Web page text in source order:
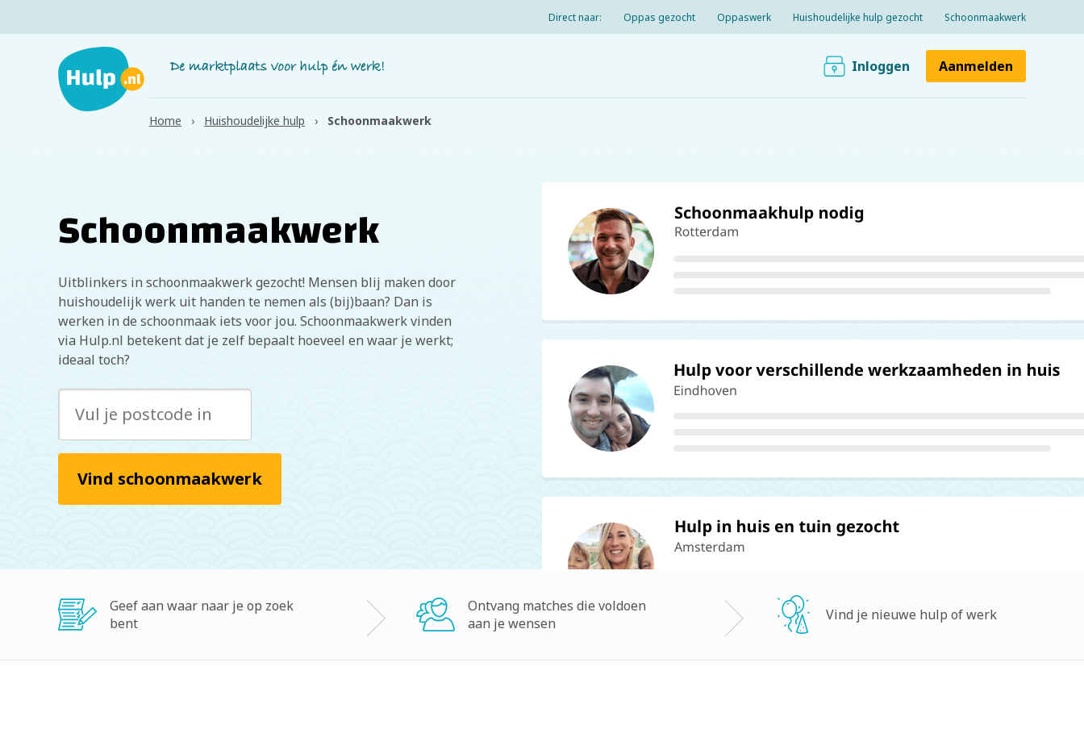
Direct naar: Oppas gezocht Oppaswerk Huishoudelijke hulp gezocht Schoonmaakwerk
Inloggen Aanmelden
Home Huishoudelijke hulp Schoonmaakwerk
Schoonmaakwerk
Uitblinkers in schoonmaakwerk gezocht! Mensen blij maken door
huishoudelijk werk uit handen te nemen als (bij)baan? Dan is
werken in de schoonmaak iets voor jou. Schoonmaakwerk vinden
via Hulp.nl betekent dat je zelf bepaalt hoeveel en waar je werkt;
ideaal toch?
Vind schoonmaakwerk
Geef aan waar naar je op zoek
bent
Ontvang matches die voldoen
aan je wensen
Vind je nieuwe hulp of werk